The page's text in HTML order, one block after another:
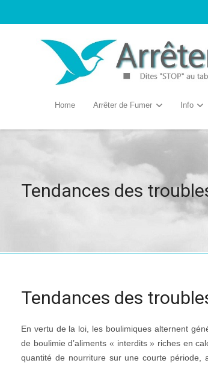
Home Arrêter de Fumer Info
Tendances des
Tendances des
En vertu de la loi, les boulimiques alternent
de boulimie d’aliments « interdits » riches en
quantité de nourriture sur une courte période,